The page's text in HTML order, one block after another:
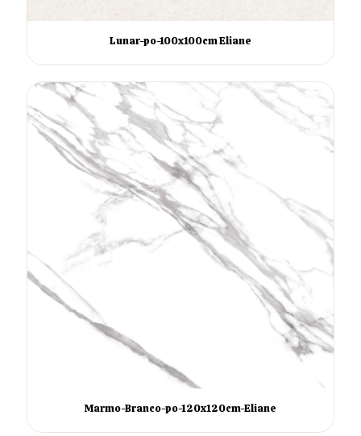
Lunar-po-100x100cm Eliane
Marmo-Branco-po-120x120cm-Eliane